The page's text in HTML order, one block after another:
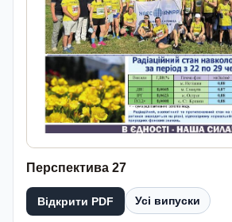
Перспектива 27
Відкрити PDF Усі випуски